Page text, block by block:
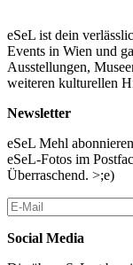
Belgien und den
Planungsvorschlag
Gestaltung:
Jochen Becker,
Jesko Fezer,
Moderation: Michael
Eine Veranstaltung
Anmeldung:
...Mehr lesen
eSeL ist dein
Events in Wien und
Ausstellungen,
weiteren kulturellen
Newsletter
eSeL Mehl
eSeL-Fotos im
Überraschend. >;e)
Social Media